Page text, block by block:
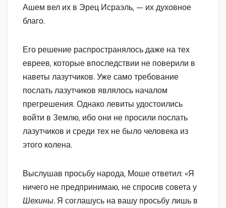
Ашем вел их в Эрец Исраэль, — их духовное
благо.
Его решение распространялось даже на тех
евреев, которые впоследствии не поверили в
наветы лазутчиков. Уже само требование
послать лазутчиков являлось началом
прегрешения. Однако левиты удостоились
войти в Землю, ибо они не просили послать
лазутчиков и среди тех не было человека из
этого колена.
Выслушав просьбу народа, Моше ответил: «Я
ничего не предпринимаю, не спросив совета у
Шехины. Я соглашусь на вашу просьбу лишь в